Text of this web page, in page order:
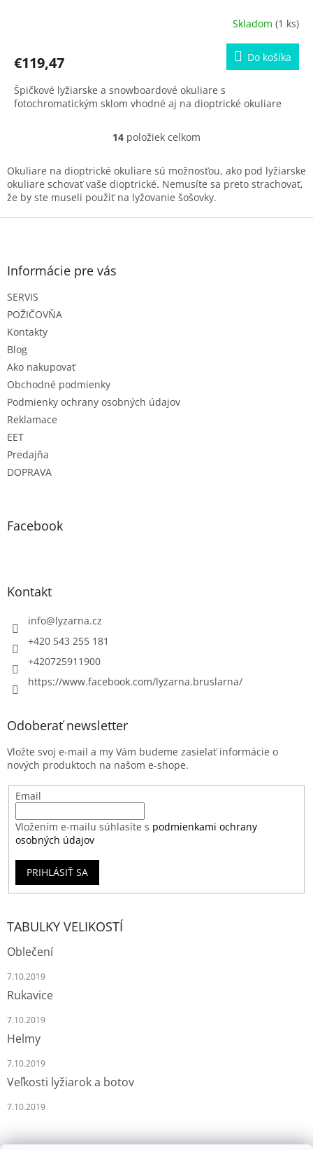
Skladom (1 ks)
€119,47 Do košíka
Špičkové lyžiarske a snowboardové okuliare s
fotochromatickým sklom vhodné aj na dioptrické okuliare
O
l
á
d
c
u
14 položiek celkom
Okuliare na dioptrické okuliare sú možnosťou, ako pod lyžiarske
okuliare schovať vaše dioptrické. Nemusíte sa preto strachovať,
že by ste museli použiť na lyžovanie šošovky.
Z
Informácie pre vás
SERVIS
POŽIČOVŇA
Kontakty
Blog
Ako nakupovať
Obchodné podmienky
Podmienky ochrany osobných údajov
Reklamace
EET
Predajňa
DOPRAVA
Facebook
Kontakt
info@lyzarna.cz
+420 543 255 181
+420725911900
https://www.facebook.com/lyzarna.bruslarna/
Odoberať newsletter
Vložte svoj e-mail a my Vám budeme zasielať informácie o
nových produktoch na našom e-shope.
Email
Vložením e-mailu súhlasíte s podmienkami ochrany
osobných údajov
PRIHLÁSIŤ SA
TABULKY VELIKOSTÍ
Oblečení
7.10.2019
Rukavice
7.10.2019
Helmy
7.10.2019
Veľkosti lyžiarok a botov
7.10.2019